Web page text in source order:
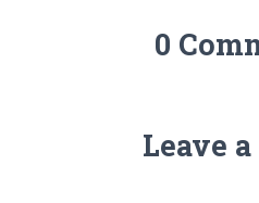
0
Leave